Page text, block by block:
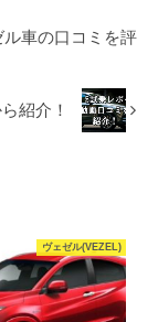
車の口コミを評
紹介！
ヴェゼル(VEZEL)